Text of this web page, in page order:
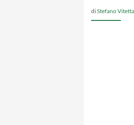
diStefano Vitetta